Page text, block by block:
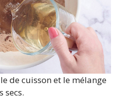
de cuisson et le mélange
secs.